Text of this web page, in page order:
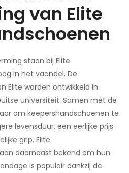
van Elite
staan bij Elite
in het vaandel. De
Elite worden ontwikkeld in
universiteit. Samen met de
om keepershandschoenen te
levensduur, een eerlijke prijs
grip. Elite
daarnaast bekend om hun
is populair dankzij de